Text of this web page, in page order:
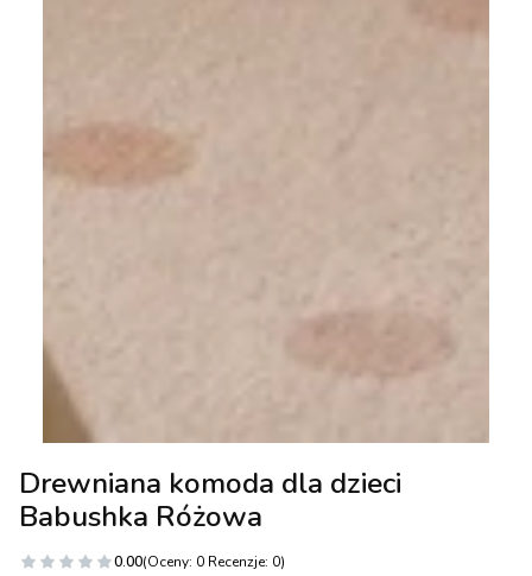
Drewniana komoda dla dzieci
Babushka Różowa
0.00(Oceny: 0 Recenzje: 0)